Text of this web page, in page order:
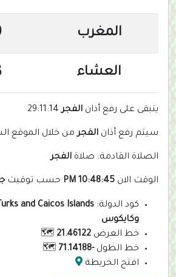
المغرب
العشاء
يتبقى على رفع أذان الفجر 29:11:14
سيتم رفع أذان الفجرمن خلال الموقع
الصلاة القادمة: صلاة الفجر
الوقت الان 10:48:45 PM حسب توقيت
كود الدولة: and Caicos Islands
وكايكوس
خط العرض 21.46122
🗺️
خط الطول-71.14188
🗺️
افتح الخريطة